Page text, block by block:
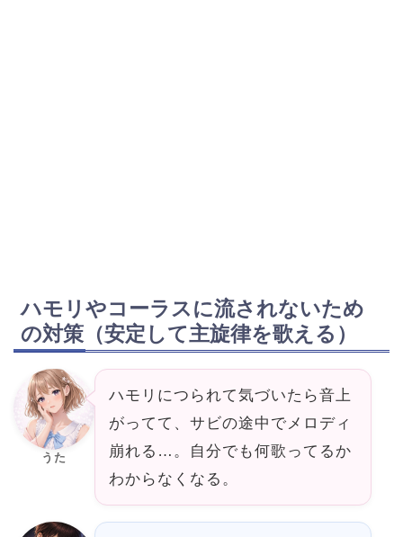
ハモリやコーラスに流されないため
の対策（安定して主旋律を歌える）
うた
ハモリにつられて気づいたら音上
がってて、サビの途中でメロディ
崩れる…。自分でも何歌ってるか
わからなくなる。